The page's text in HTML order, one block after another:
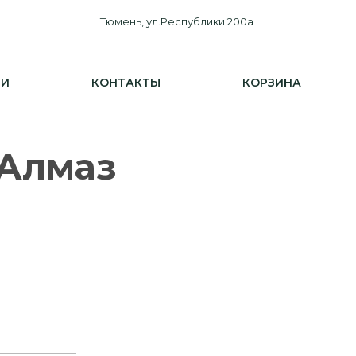
Тюмень, ул.Республики 200а
КОНТАКТЫ КОРЗИНА